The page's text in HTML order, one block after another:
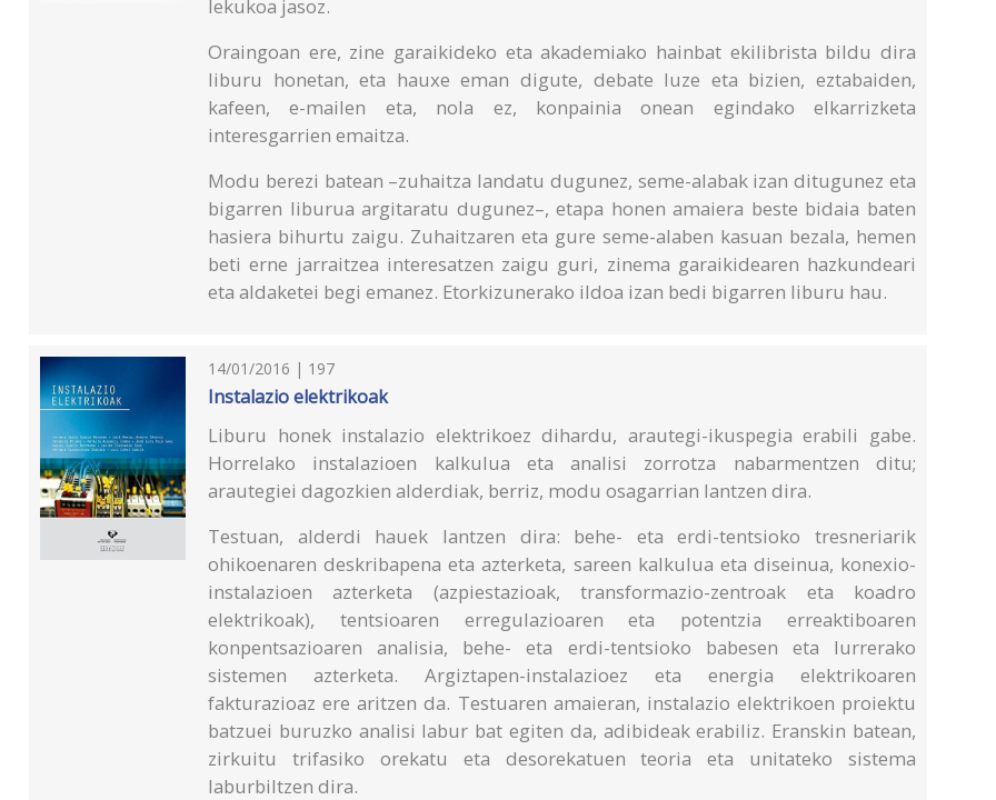
lekukoa jasoz.
Oraingoan ere, zine garaikideko eta akademiako hainbat ekilibrista bildu dira
liburu honetan, eta hauxe eman digute, debate luze eta bizien, eztabaiden,
kafeen, e-mailen eta, nola ez, konpainia onean egindako elkarrizketa
interesgarrien emaitza.
Modu berezi batean –zuhaitza landatu dugunez, seme-alabak izan ditugunez eta
bigarren liburua argitaratu dugunez–, etapa honen amaiera beste bidaia baten
hasiera bihurtu zaigu. Zuhaitzaren eta gure seme-alaben kasuan bezala, hemen
beti erne jarraitzea interesatzen zaigu guri, zinema garaikidearen hazkundeari
eta aldaketei begi emanez. Etorkizunerako ildoa izan bedi bigarren liburu hau.
14/01/2016 | 197
Instalazio elektrikoak
Liburu honek instalazio elektrikoez dihardu, arautegi-ikuspegia erabili gabe.
Horrelako instalazioen kalkulua eta analisi zorrotza nabarmentzen ditu;
arautegiei dagozkien alderdiak, berriz, modu osagarrian lantzen dira.
Testuan, alderdi hauek lantzen dira: behe- eta erdi-tentsioko tresneriarik
ohikoenaren deskribapena eta azterketa, sareen kalkulua eta diseinua, konexio-
instalazioen azterketa (azpiestazioak, transformazio-zentroak eta koadro
elektrikoak), tentsioaren erregulazioaren eta potentzia erreaktiboaren
konpentsazioaren analisia, behe- eta erdi-tentsioko babesen eta lurrerako
sistemen azterketa. Argiztapen-instalazioez eta energia elektrikoaren
fakturazioaz ere aritzen da. Testuaren amaieran, instalazio elektrikoen proiektu
batzuei buruzko analisi labur bat egiten da, adibideak erabiliz. Eranskin batean,
zirkuitu trifasiko orekatu eta desorekatuen teoria eta unitateko sistema
laburbiltzen dira.